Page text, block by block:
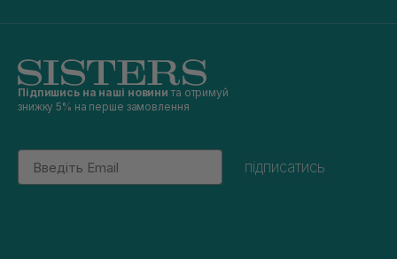
Підпишись на наші новини та отримуй
знижку 5% на перше замовлення
Email
підписатись